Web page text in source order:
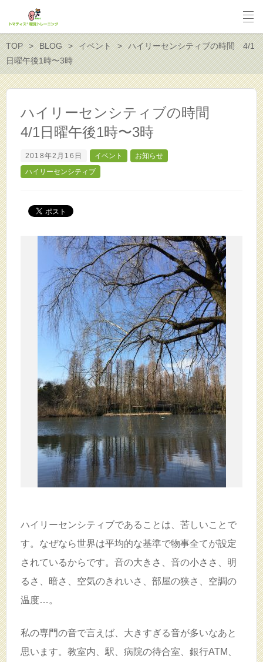
TOP BLOG イベント
ハイリーセンシティブの時間 4/1
日曜午後1時〜3時
ハイリーセンシティブの時間
4/1日曜午後1時〜3時
2018年2月16日 イベント
お知らせ
ハイリーセンシティブ
ハイリーセンシティブであることは、苦しいことで
す。なぜなら世界は平均的な基準で物事全てが設定
されているからです。音の大きさ、音の小ささ、明
るさ、暗さ、空気のきれいさ、部屋の狭さ、空調の
温度…。
私の専門の音で言えば、大きすぎる音が多いなあと
思います。教室内、駅、病院の待合室、銀行ATM、